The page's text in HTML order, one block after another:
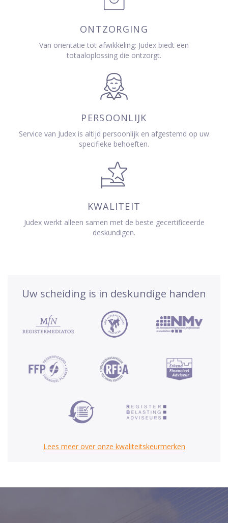
ONTZORGING
Van oriëntatie tot afwikkeling: Judex biedt een
totaaloplossing die ontzorgt.
PERSOONLIJK
Service van Judex is altijd persoonlijk en afgestemd op uw
specifieke behoeften.
KWALITEIT
Judex werkt alleen samen met de beste gecertificeerde
deskundigen.
Uw scheiding is in deskundige handen
Lees meer over onze kwaliteitskeurmerken